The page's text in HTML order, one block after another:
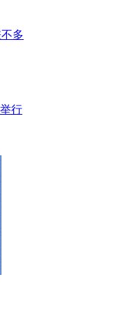
多
行